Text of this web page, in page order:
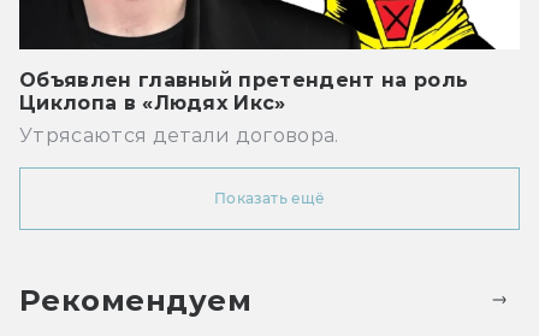
Объявлен главный претендент на роль
Циклопа в «Людях Икс»
Утрясаются детали договора.
Показать ещё
Рекомендуем